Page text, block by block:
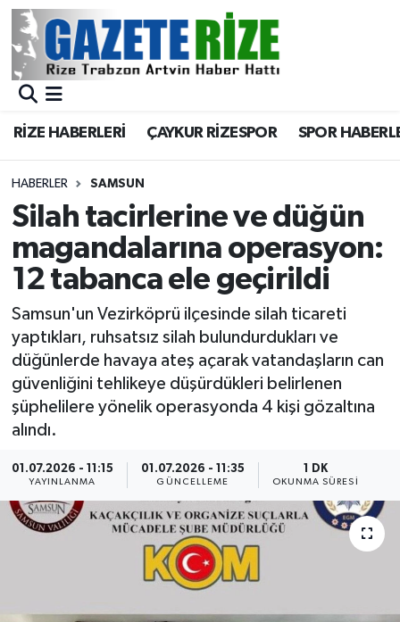
RİZE HABERLERİ ÇAYKUR RİZESPOR SPOR
HABERLER SAMSUN
Silah tacirlerine ve düğün
magandalarına operasyon:
12 tabanca ele geçirildi
Samsun'un Vezirköprü ilçesinde silah ticareti
yaptıkları, ruhsatsız silah bulundurdukları ve
düğünlerde havaya ateş açarak vatandaşların can
güvenliğini tehlikeye düşürdükleri belirlenen
şüphelilere yönelik operasyonda 4 kişi gözaltına
alındı.
01.07.2026 - 11:15
YAYINLANMA
01.07.2026 - 11:35
GÜNCELLEME
1 DK
OKUNMA SÜRESI
BÖLGEMİZ
Asayiş
Rize Jandarma Komutanlığı
Bilim Teknoloji
Advertising news
Canlı Maç
ÇEVRE
Dış Haberler
Dünya
EKONOMİ
Merkez Nöbetçi Eczaneler
Merkez Trafik Yoğunluk Haritası
Süper Lig Puan Durumu ve Fikstür
Tüm Manşetler
Haber Arşivi